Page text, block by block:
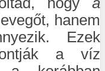
hanem
Ezek
a víz